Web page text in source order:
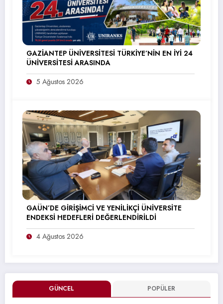
GÜNCEL POPÜLER
GAZİANTEP ÜNİVERSİTESİ TÜRKİYE’NİN EN İYİ 24
ÜNİVERSİTESİ ARASINDA
5 Ağustos 2026
GAÜN’DE GİRİŞİMCİ VE YENİLİKÇİ ÜNİVERSİTE
ENDEKSİ HEDEFLERİ DEĞERLENDİRİLDİ
4 Ağustos 2026